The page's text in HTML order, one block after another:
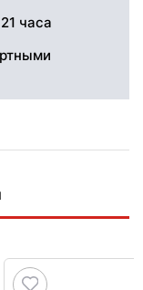
часа